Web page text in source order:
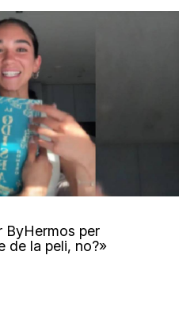
ByHermos per
de la peli, no?»